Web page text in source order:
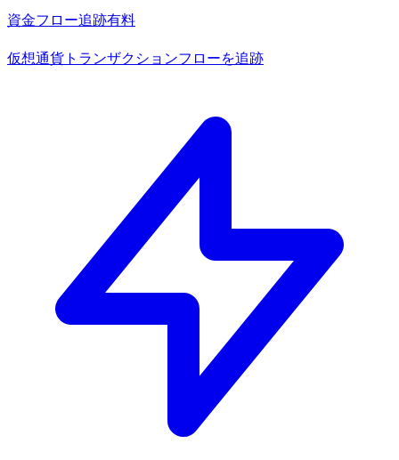
資金フロー追跡有料
仮想通貨トランザクションフローを追跡